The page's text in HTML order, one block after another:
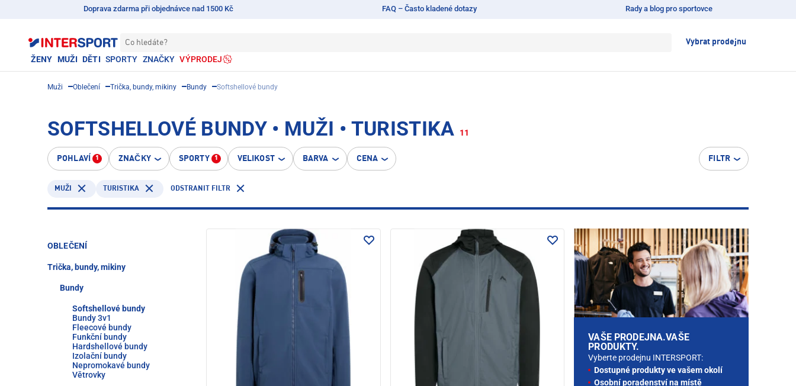
Doprava zdarma při objednávce nad 1500 Kč FAQ – Často kladené dotazy Rady a blog pro sportovce
Co hledáte? Vybrat prodejnu
ŽENY MUŽI DĚTI SPORTY ZNAČKY VÝPRODEJ
Muži Oblečení Trička, bundy, mikiny Bundy Softshellové bundy
SOFTSHELLOVÉ BUNDY • MUŽI • TURISTIKA 11
POHLAVÍ 1 ZNAČKY SPORTY 1 VELIKOST BARVA CENA FILTR
MUŽI TURISTIKA ODSTRANIT FILTR
OBLEČENÍ
Trička, bundy, mikiny
Bundy
Softshellové bundy
Bundy 3v1
Fleecové bundy
Funkční bundy
Hardshellové bundy
Izolační bundy
Nepromokavé bundy
Větrovky
VAŠE PRODEJNA.VAŠE
PRODUKTY.
Vyberte prodejnu INTERSPORT:
Dostupné produkty ve vašem okolí
Osobní poradenství na místě